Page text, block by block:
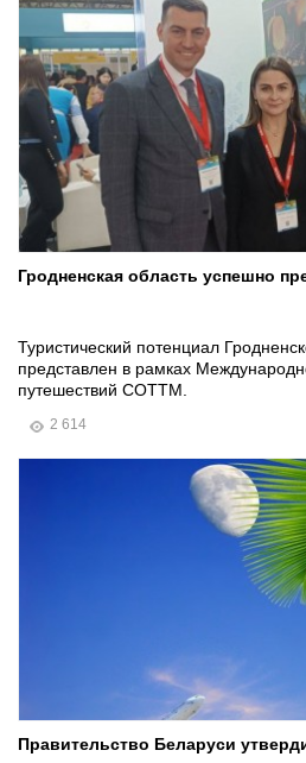
Гродненская область успешно
Туристический потенциал
представлен в рамках
путешествий COTTM.
2 614
Правительство Беларуси